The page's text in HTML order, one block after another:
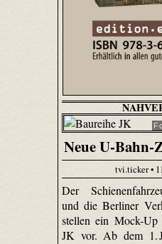
Neue U-
tvi.ticker •
Der
und die Berliner
stellen ein Mock-Up
JK vor. Ab dem 1.